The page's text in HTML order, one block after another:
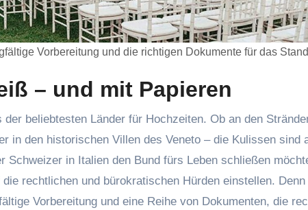
Vorbereitung und die richtigen Dokumente für das
– und mit Papieren
beliebtesten Länder für Hochzeiten. Ob an den
in den historischen Villen des Veneto – die Kulissen sind
Schweizer in Italien den Bund fürs Leben schließen
rechtlichen und bürokratischen Hürden einstellen.
Vorbereitung und eine Reihe von Dokumenten, die